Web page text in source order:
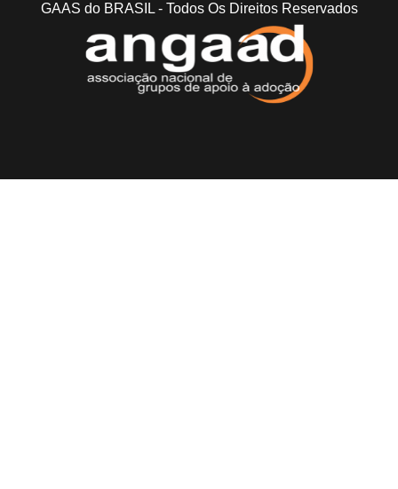
GAAS do BRASIL - Todos Os Direitos Reservados